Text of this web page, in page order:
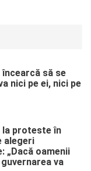
încearcă să se
nici pe ei, nici pe
la proteste în
alegeri
„Dacă oamenii
va